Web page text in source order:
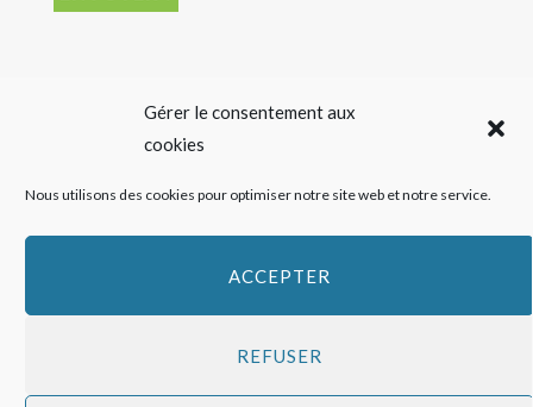
Gérer le consentement aux
cookies
Nous utilisons des cookies pour optimiser notre site web et notre service.
ACCEPTER
REFUSER
DERNIER ARTICLE
Sigalas Rabaud et Moderato revisitent le vin liquoreux